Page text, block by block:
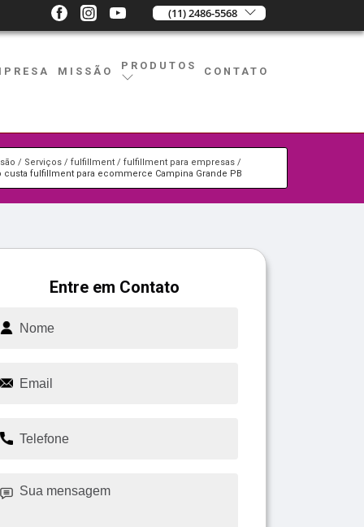
(11) 2486-5568
MISSÃO PRODUTOS CONTATO
Serviços fulfillment
fulfillment para empresas
custa fulfillment para ecommerce Campina Grande PB
Entre em Contato